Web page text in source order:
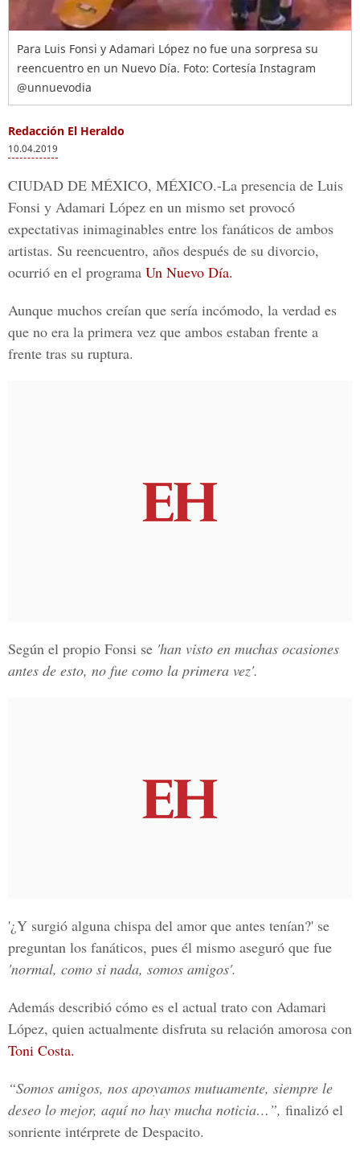
Para Luis Fonsi y Adamari López no fue una sorpresa su
reencuentro en un Nuevo Día. Foto: Cortesía Instagram
@unnuevodia
Redacción El Heraldo
10.04.2019
CIUDAD DE MÉXICO, MÉXICO.-La presencia de Luis
Fonsi y Adamari López en un mismo set provocó
expectativas inimaginables entre los fanáticos de ambos
artistas. Su reencuentro, años después de su divorcio,
ocurrió en el programa Un Nuevo Día.
Aunque muchos creían que sería incómodo, la verdad es
que no era la primera vez que ambos estaban frente a
frente tras su ruptura.
Según el propio Fonsi se 'han visto en muchas ocasiones
antes de esto, no fue como la primera vez'.
'¿Y surgió alguna chispa del amor que antes tenían?' se
preguntan los fanáticos, pues él mismo aseguró que fue
'normal, como si nada, somos amigos'.
Además describió cómo es el actual trato con Adamari
López, quien actualmente disfruta su relación amorosa con
Toni Costa.
“Somos amigos, nos apoyamos mutuamente, siempre le
deseo lo mejor, aquí no hay mucha noticia…”, finalizó el
sonriente intérprete de Despacito.